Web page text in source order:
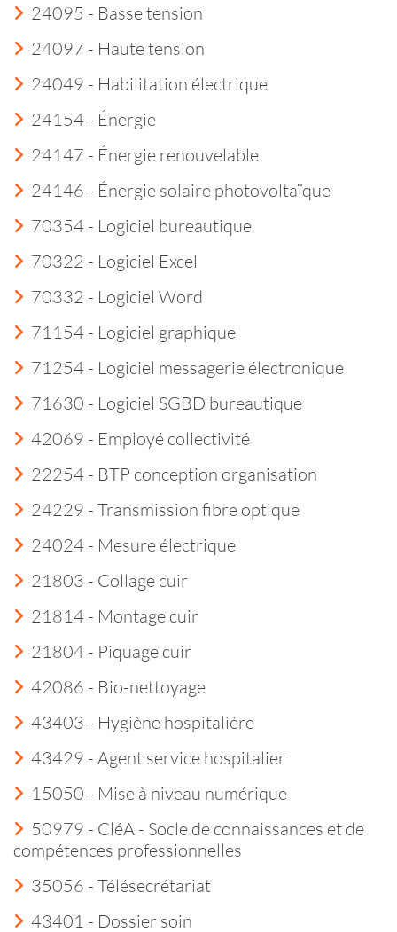
24095 - Basse tension
24097 - Haute tension
24049 - Habilitation électrique
24154 - Énergie
24147 - Énergie renouvelable
24146 - Énergie solaire photovoltaïque
70354 - Logiciel bureautique
70322 - Logiciel Excel
70332 - Logiciel Word
71154 - Logiciel graphique
71254 - Logiciel messagerie électronique
71630 - Logiciel SGBD bureautique
42069 - Employé collectivité
22254 - BTP conception organisation
24229 - Transmission fibre optique
24024 - Mesure électrique
21803 - Collage cuir
21814 - Montage cuir
21804 - Piquage cuir
42086 - Bio-nettoyage
43403 - Hygiène hospitalière
43429 - Agent service hospitalier
15050 - Mise à niveau numérique
50979 - CléA - Socle de connaissances et de
compétences professionnelles
35056 - Télésecrétariat
43401 - Dossier soin